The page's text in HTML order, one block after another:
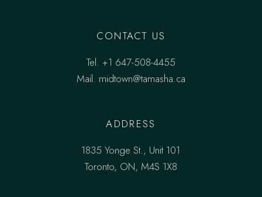
CONTACT US
Tel. +1 647-508-4455
Mail. midtown@tamasha.ca
ADDRESS
1835 Yonge St., Unit 101
Toronto, ON, M4S 1X8